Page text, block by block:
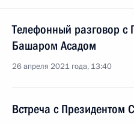
Телефонный разговор с
Башаром Асадом
26 апреля 2021 года, 13:40
Встреча с